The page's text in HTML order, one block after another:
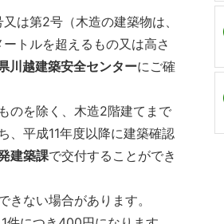
は第2号（木造の建築物は、
トルを超えるもの又は高さ
川越建築安全センターにご確
のを除く、木造2階建てまで
、平成11年度以降に建築確認
建築課で交付することができ
ない場合があります。